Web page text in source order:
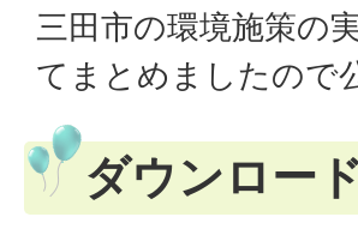
三田市の環境施策の
てまとめましたので
ダウンロード